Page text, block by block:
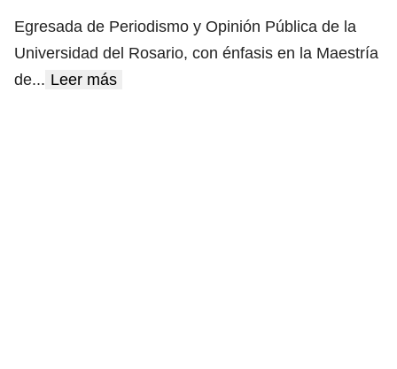
Egresada de Periodismo y Opinión Pública de la
Universidad del Rosario, con énfasis en la Maestría
de... Leer más